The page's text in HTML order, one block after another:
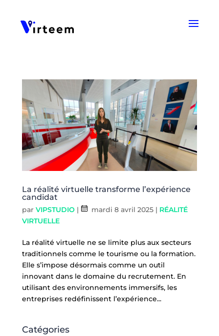
La réalité virtuelle transforme l’expérience
candidat
par VIPSTUDIO| mardi 8 avril 2025| RÉALITÉ
VIRTUELLE
La réalité virtuelle ne se limite plus aux secteurs
traditionnels comme le tourisme ou la formation.
Elle s’impose désormais comme un outil
innovant dans le domaine du recrutement. En
utilisant des environnements immersifs, les
entreprises redéfinissent l’expérience...
Catégories